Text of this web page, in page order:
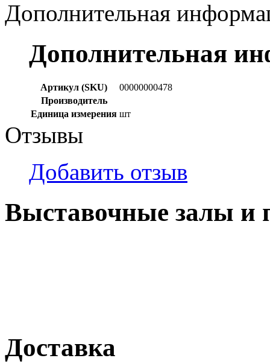
Дополнительная
Дополнительная
Артикул (SKU)
00000000478
Производитель
Единица измерения шт
Отзывы
Добавить отзыв
Выставочные залы и
Доставка